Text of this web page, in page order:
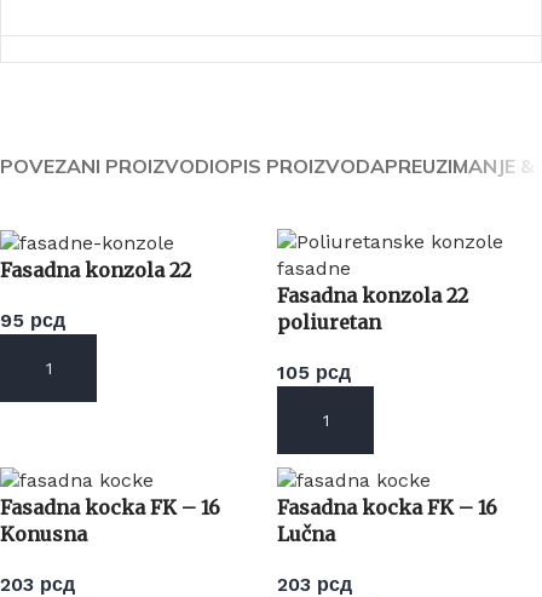
POVEZANI PROIZVODIOPIS PROIZVODAPREUZIMANJE
Fasadna konzola 22
95 рсд
DODAJ U KORPU
Fasadna konzola 22
poliuretan
105 рсд
DODAJ U KORPU
Fasadna kocka FK – 16
Konusna
203 рсд
Fasadna kocka FK – 16
Lučna
203 рсд